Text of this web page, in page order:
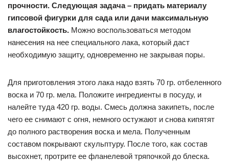
прочности. Следующая задача – придать материалу
гипсовой фигурки для сада или дачи максимальную
влагостойкость. Можно воспользоваться методом
нанесения на нее специального лака, который даст
необходимую защиту, одновременно не закрывая поры.
Для приготовления этого лака надо взять 70 гр. отбеленного
воска и 70 гр. мела. Положите ингредиенты в посуду, и
налейте туда 420 гр. воды. Смесь должна закипеть, после
чего ее снимают с огня, немного остужают и снова кипятят
до полного растворения воска и мела. Полученным
составом покрывают скульптуру. После того, как состав
высохнет, протрите ее фланелевой тряпочкой до блеска.